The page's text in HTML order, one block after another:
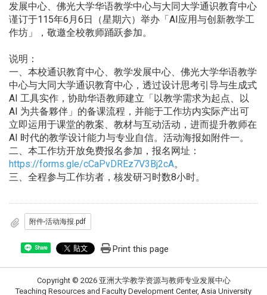
发展中心、佛光大学华语教学中心与大同大学通识教育中心
谨订于115年6月6日（星期六）举办「AI应用与创新教学工
作坊」，敬邀全校教师踊跃参加。
说明：
一、本校通识教育中心、教学发展中心、佛光大学华语教学
中心与大同大学通识教育中心，透过设计思考引导与生成式
AI 工具实作，协助华语教师建立「以教学需求为起点、以
AI 为共备夥伴」的备课流程，并能于工作坊内实际产出可
立即运用于课堂的教案、教材与互动活动，进而提升教师在
AI 时代的教学设计能力与专业自信。活动海报如附件一。
二、本工作坊开放免费报名参加，报名网址：
https://forms.gle/cCaPvDREz7V3Bj2cA。
三、全程参与工作坊者，核发研习时数8小时。
附件-活动海报.pdf
Share Print this page
Copyright © 2026 亚洲大学教学资源与教师专业发展中心
Teaching Resources and Faculty Development Center, Asia University